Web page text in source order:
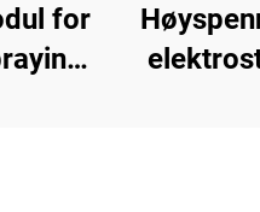
for